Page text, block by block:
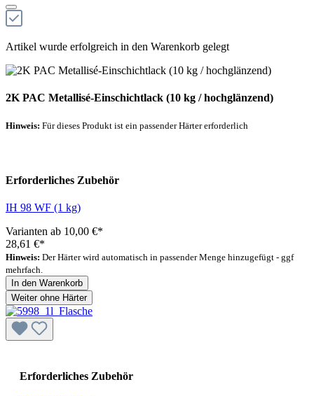
Artikel wurde erfolgreich in den Warenkorb gelegt
2K PAC Metallisé-Einschichtlack (10 kg / hochglänzend)
Hinweis: Für dieses Produkt ist ein passender Härter erforderlich
Erforderliches Zubehör
IH 98 WF (1 kg)
Varianten ab 10,00 €*
28,61 €*
Hinweis: Der Härter wird automatisch in passender Menge hinzugefügt - ggf
mehrfach.
In den Warenkorb
Weiter ohne Härter
Erforderliches Zubehör